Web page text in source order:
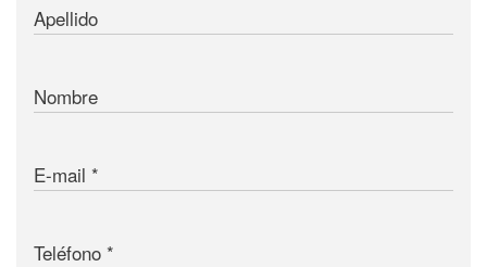
Apellido
Nombre
E-mail
Teléfono